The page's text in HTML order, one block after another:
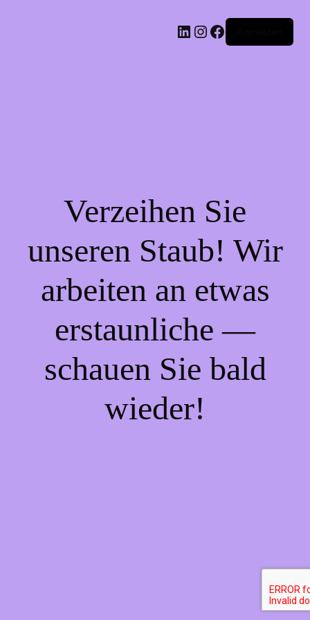
LinkedIn
Instagram
Facebook
Verzeihen Sie
unseren Staub! Wir
arbeiten an etwas
erstaunliche —
schauen Sie bald
wieder!